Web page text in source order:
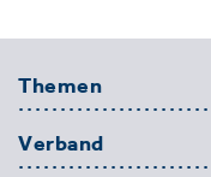
Themen
Verband